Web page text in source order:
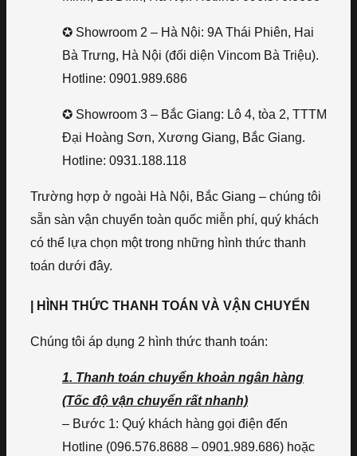
✪ Showroom 2 – Hà Nội: 9A Thái Phiên, Hai
Bà Trưng, Hà Nội (đối diện Vincom Bà Triệu).
Hotline: 0901.989.686
✪ Showroom 3 – Bắc Giang: Lô 4, tòa 2, TTTM
Đại Hoàng Sơn, Xương Giang, Bắc Giang.
Hotline: 0931.188.118
Trường hợp ở ngoài Hà Nội, Bắc Giang – chúng tôi
sẵn sàn vận chuyển toàn quốc miễn phí, quý khách
có thể lựa chọn một trong những hình thức thanh
toán dưới đây.
| HÌNH THỨC THANH TOÁN VÀ VẬN CHUYỂN
Chúng tôi áp dụng 2 hình thức thanh toán:
1. Thanh toán chuyển khoản ngân hàng
(Tốc độ vận chuyển rất nhanh)
– Bước 1: Quý khách hàng gọi điện đến
Hotline (096.576.8688 – 0901.989.686) hoặc